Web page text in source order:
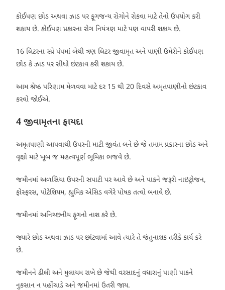
કોઈપણ છોડ અથવા ઝાડ પર ફૂગજન્ય રોગોને રોકવા માટે તેનો ઉપયોગ કરી
શકાય છે. કોઈપણ પ્રકારના રોગ નિયંત્રણ માટે પણ વાપરી શકાય છે.
16 લિટરના સ્પ્રે પંપમાં બેથી ત્રણ લિટર જીવામૃત અને પાણી ઉમેરીને કોઈપણ
છોડ કે ઝાડ પર સીધો છંટકાવ કરી શકાય છે.
આમ શ્રેષ્ઠ પરિણામ મેળવવા માટે દર 15 થી 20 દિવસે અમૃતપાણીનો છંટકાવ
કરવો જોઈએ.
4 જીવામૃતના ફાયદા
અમૃતપાણી આપવાથી ઉપરની માટી જીવંત બને છે જે તમામ પ્રકારના છોડ અને
વૃક્ષો માટે ખૂબ જ મહત્વપૂર્ણ ભૂમિકા ભજવે છે.
જમીનમાં અળસિયા ઉપરની સપાટી પર આવે છે અને પાકને જરૂરી નાઇટ્રોજન,
ફોસ્ફરસ, પોટેશિયમ, હ્યુમિક એસિડ વગેરે પોષક તત્વો બનાવે છે.
જમીનમાં અનિચ્છનીય ફૂગનો નાશ કરે છે.
જ્યારે છોડ અથવા ઝાડ પર છાંટવામાં આવે ત્યારે તે જંતુનાશક તરીકે કાર્ય કરે
છે.
જમીનને ઢીલી અને મુલાયમ રાખે છે જેથી વરસાદનું વધારાનું પાણી પાકને
નુકસાન ન પહોંચાડે અને જમીનમાં ઉતરી જાય.